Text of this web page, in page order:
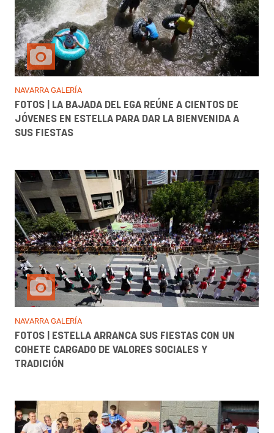
NAVARRA GALERÍA
FOTOS | LA BAJADA DEL EGA REÚNE A CIENTOS DE
JÓVENES EN ESTELLA PARA DAR LA BIENVENIDA A
SUS FIESTAS
NAVARRA GALERÍA
FOTOS | ESTELLA ARRANCA SUS FIESTAS CON UN
COHETE CARGADO DE VALORES SOCIALES Y
TRADICIÓN